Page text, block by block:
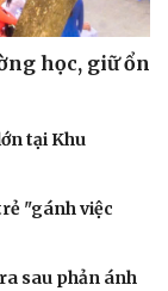
học, giữ ổn
tại Khu
"gánh việc
sau phản ánh